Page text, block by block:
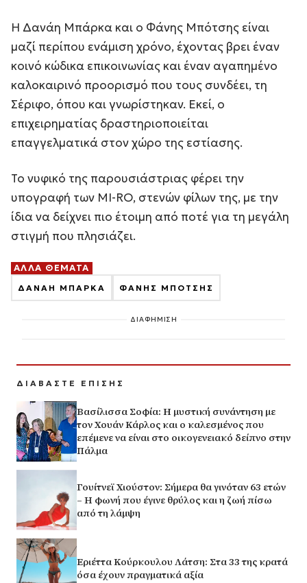
Η Δανάη Μπάρκα και ο Φάνης Μπότσης είναι
μαζί περίπου ενάμιση χρόνο, έχοντας βρει έναν
κοινό κώδικα επικοινωνίας και έναν αγαπημένο
καλοκαιρινό προορισμό που τους συνδέει, τη
Σέριφο, όπου και γνωρίστηκαν. Εκεί, ο
επιχειρηματίας δραστηριοποιείται
επαγγελματικά στον χώρο της εστίασης.
Το νυφικό της παρουσιάστριας φέρει την
υπογραφή των MI-RΟ, στενών φίλων της, με την
ίδια να δείχνει πιο έτοιμη από ποτέ για τη μεγάλη
στιγμή που πλησιάζει.
ΑΛΛΑ ΘΕΜΑΤΑ
ΔΑΝΑΗ ΜΠΑΡΚΑ ΦΑΝΗΣ ΜΠΟΤΣΗΣ
ΔΙΑΦΗΜΙΣΗ
ΔΙΑΒΑΣΤΕ ΕΠΙΣΗΣ
Βασίλισσα Σοφία: H μυστική συνάντηση με
τον Χουάν Κάρλος και ο καλεσμένος που
επέμενε να είναι στο οικογενειακό δείπνο στην
Πάλμα
Γουίτνεϊ Χιούστον: Σήμερα θα γινόταν 63 ετών
– Η φωνή που έγινε θρύλος και η ζωή πίσω
από τη λάμψη
Εριέττα Κούρκουλου Λάτση: Στα 33 της κρατά
όσα έχουν πραγματικά αξία